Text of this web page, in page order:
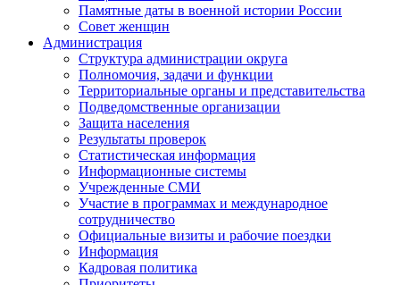
Памятные даты в военной истории России
Совет женщин
Администрация
Структура администрации округа
Полномочия, задачи и функции
Территориальные органы и представительства
Подведомственные организации
Защита населения
Результаты проверок
Статистическая информация
Информационные системы
Учрежденные СМИ
Участие в программах и международное
сотрудничество
Официальные визиты и рабочие поездки
Информация
Кадровая политика